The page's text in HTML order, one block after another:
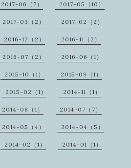
2017-06（7） 2017-05（10）
2017-03（2） 2017-02（2）
2016-12（2） 2016-11（2）
2016-07（2） 2016-06（1）
2015-10（1） 2015-09（1）
2015-02（1） 2014-11（1）
2014-08（1） 2014-07（7）
2014-05（4） 2014-04（5）
2014-02（1） 2014-01（1）